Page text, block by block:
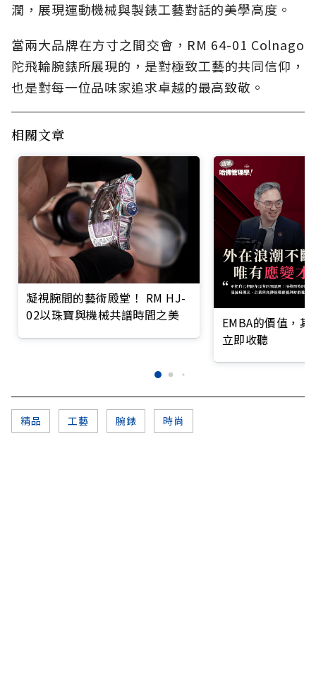
潤，展現運動機械與製錶工藝對話的美學高度。
當兩大品牌在方寸之間交會，RM 64-01 Colnago
陀飛輪腕錶所展現的，是對極致工藝的共同信仰，
也是對每一位品味家追求卓越的最高致敬。
相關文章
凝視腕間的藝術殿堂！ RM HJ-
02以珠寶與機械共譜時間之美
EMBA的價值，
立即收聽
精品 工藝 腕錶 時尚